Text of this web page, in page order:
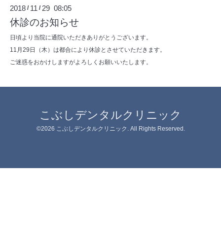
2018 / 11 / 29 08:05
休診のお知らせ
日頃より当院に通院いただきありがとうございます。
11月29日（木）は都合により休診とさせていただきます。
ご迷惑をおかけしますがよろしくお願いいたします。
こぶしデンタルクリニック
©2026 こぶしデンタルクリニック . All Rights Reserved.